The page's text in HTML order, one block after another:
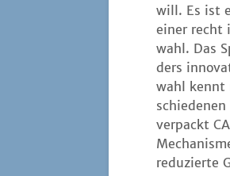
will. Es ist
einer recht
wahl. Das
ders
wahl kennt
ver­packt
redu­zier­te